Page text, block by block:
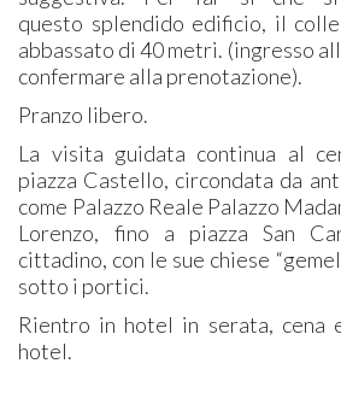
questo splendido edificio, il
abbassato di 40 metri. (ingresso
confermare alla prenotazione).
Pranzo libero.
La visita guidata continua al
piazza Castello, circondata da
come Palazzo Reale Palazzo
Lorenzo, fino a piazza San
cittadino, con le sue chiese
sotto i portici.
Rientro in hotel in serata, cena
hotel.